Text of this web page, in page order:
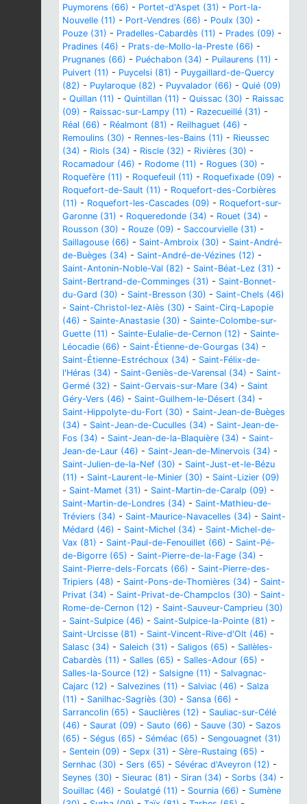
Puymorens (66) - Portet-d'Aspet (31) - Port-la-
Nouvelle (11) - Port-Vendres (66) - Poulx (30) -
Pouze (31) - Pradelles-Cabardès (11) - Prades (09) -
Pradines (46) - Prats-de-Mollo-la-Preste (66) -
Prugnanes (66) - Puéchabon (34) - Puilaurens (11) -
Puivert (11) - Puycelsi (81) - Puygaillard-de-Quercy
(82) - Puylaroque (82) - Puyvalador (66) - Quié (09)
- Quillan (11) - Quintillan (11) - Quissac (30) - Raissac
(09) - Raissac-sur-Lampy (11) - Razecueillé (31) -
Réal (66) - Réalmont (81) - Reilhaguet (46) -
Remoulins (30) - Rennes-les-Bains (11) - Rieussec
(34) - Riols (34) - Riscle (32) - Rivières (30) -
Rocamadour (46) - Rodome (11) - Rogues (30) -
Roquefère (11) - Roquefeuil (11) - Roquefixade (09) -
Roquefort-de-Sault (11) - Roquefort-des-Corbières
(11) - Roquefort-les-Cascades (09) - Roquefort-sur-
Garonne (31) - Roqueredonde (34) - Rouet (34) -
Rousson (30) - Rouze (09) - Saccourvielle (31) -
Saillagouse (66) - Saint-Ambroix (30) - Saint-André-
de-Buèges (34) - Saint-André-de-Vézines (12) -
Saint-Antonin-Noble-Val (82) - Saint-Béat-Lez (31) -
Saint-Bertrand-de-Comminges (31) - Saint-Bonnet-
du-Gard (30) - Saint-Bresson (30) - Saint-Chels (46)
- Saint-Christol-lez-Alès (30) - Saint-Cirq-Lapopie
(46) - Sainte-Anastasie (30) - Sainte-Colombe-sur-
Guette (11) - Sainte-Eulalie-de-Cernon (12) - Sainte-
Léocadie (66) - Saint-Étienne-de-Gourgas (34) -
Saint-Étienne-Estréchoux (34) - Saint-Félix-de-
l'Héras (34) - Saint-Geniès-de-Varensal (34) - Saint-
Germé (32) - Saint-Gervais-sur-Mare (34) - Saint
Géry-Vers (46) - Saint-Guilhem-le-Désert (34) -
Saint-Hippolyte-du-Fort (30) - Saint-Jean-de-Buèges
(34) - Saint-Jean-de-Cuculles (34) - Saint-Jean-de-
Fos (34) - Saint-Jean-de-la-Blaquière (34) - Saint-
Jean-de-Laur (46) - Saint-Jean-de-Minervois (34) -
Saint-Julien-de-la-Nef (30) - Saint-Just-et-le-Bézu
(11) - Saint-Laurent-le-Minier (30) - Saint-Lizier (09)
- Saint-Mamet (31) - Saint-Martin-de-Caralp (09) -
Saint-Martin-de-Londres (34) - Saint-Mathieu-de-
Tréviers (34) - Saint-Maurice-Navacelles (34) - Saint-
Médard (46) - Saint-Michel (34) - Saint-Michel-de-
Vax (81) - Saint-Paul-de-Fenouillet (66) - Saint-Pé-
de-Bigorre (65) - Saint-Pierre-de-la-Fage (34) -
Saint-Pierre-dels-Forcats (66) - Saint-Pierre-des-
Tripiers (48) - Saint-Pons-de-Thomières (34) - Saint-
Privat (34) - Saint-Privat-de-Champclos (30) - Saint-
Rome-de-Cernon (12) - Saint-Sauveur-Camprieu (30)
- Saint-Sulpice (46) - Saint-Sulpice-la-Pointe (81) -
Saint-Urcisse (81) - Saint-Vincent-Rive-d'Olt (46) -
Salasc (34) - Saleich (31) - Saligos (65) - Sallèles-
Cabardès (11) - Salles (65) - Salles-Adour (65) -
Salles-la-Source (12) - Salsigne (11) - Salvagnac-
Cajarc (12) - Salvezines (11) - Salviac (46) - Salza
(11) - Sanilhac-Sagriès (30) - Sansa (66) -
Sarrancolin (65) - Sauclières (12) - Sauliac-sur-Célé
(46) - Saurat (09) - Sauto (66) - Sauve (30) - Sazos
(65) - Ségus (65) - Séméac (65) - Sengouagnet (31)
- Sentein (09) - Sepx (31) - Sère-Rustaing (65) -
Sernhac (30) - Sers (65) - Sévérac d'Aveyron (12) -
Seynes (30) - Sieurac (81) - Siran (34) - Sorbs (34) -
Souillac (46) - Soulatgé (11) - Sournia (66) - Sumène